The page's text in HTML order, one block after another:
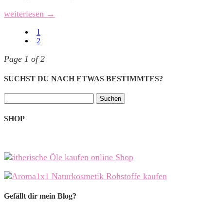
weiterlesen →
1
2
Page 1 of 2
SUCHST DU NACH ETWAS BESTIMMTES?
nach:
SHOP
Gefällt dir mein Blog?